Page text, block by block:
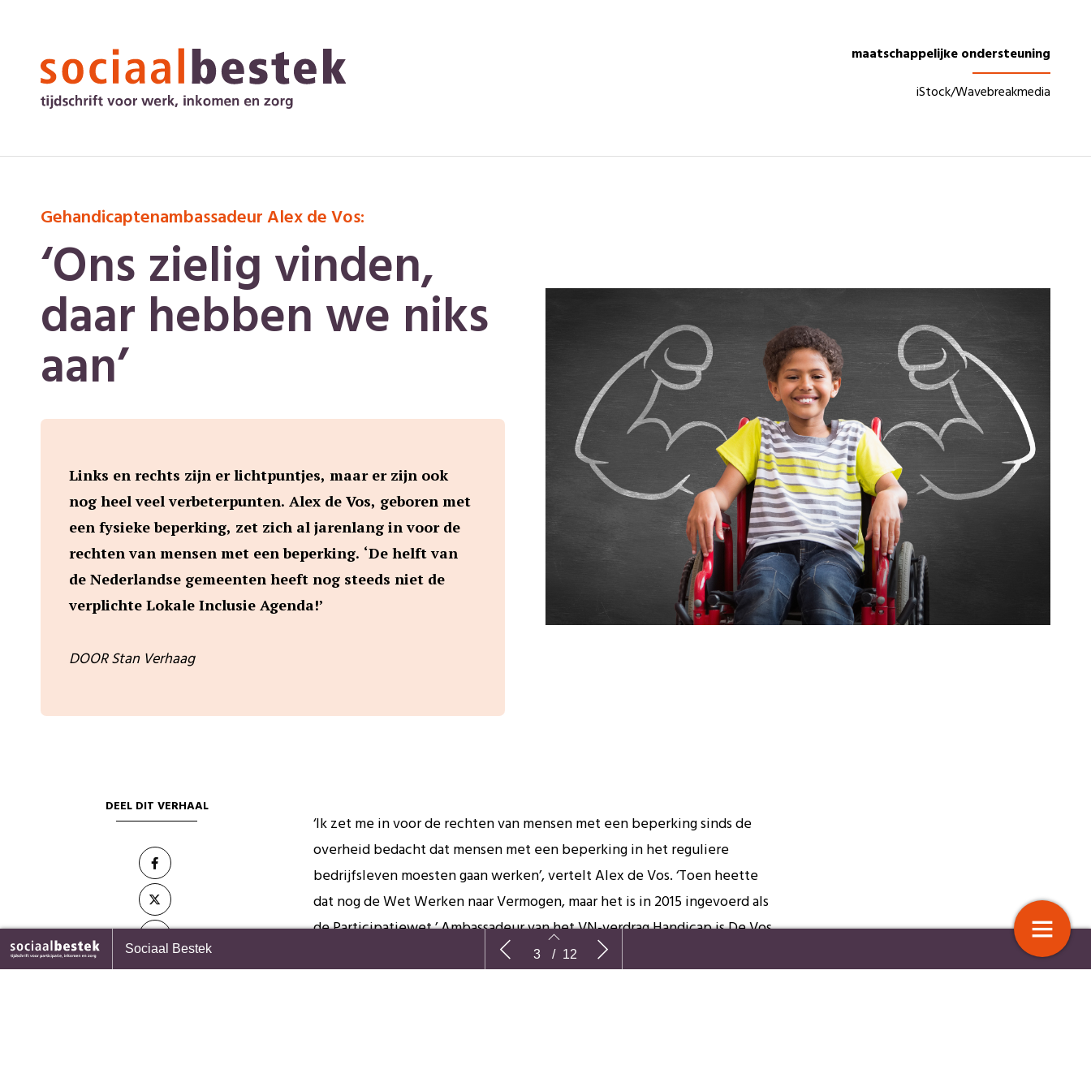
Redactioneel
‘Ons zielig vinden, daar hebben we
Nieuwe kansen op waardevol
Sociaal Bestek 3 / 12
maatschappelijke ondersteuning
iStock/Wavebreakmedia
Gehandicaptenambassadeur Alex de Vos:
‘Ons zielig vinden,
daar hebben we niks
aan’
Links en rechts zijn er lichtpuntjes, maar er zijn ook
nog heel veel verbeterpunten. Alex de Vos, geboren met
een fysieke beperking, zet zich al jarenlang in voor de
rechten van mensen met een beperking. ‘De helft van
de Nederlandse gemeenten heeft nog steeds niet de
verplichte Lokale Inclusie Agenda!’
DOOR Stan Verhaag
DEEL DIT VERHAAL
‘Ik zet me in voor de rechten van mensen met een beperking sinds de
overheid bedacht dat mensen met een beperking in het reguliere
bedrijfsleven moesten gaan werken’, vertelt Alex de Vos. ‘Toen heette
dat nog de Wet Werken naar Vermogen, maar het is in 2015 ingevoerd als
de Participatiewet.’ Ambassadeur van het VN-verdrag Handicap is De Vos
sinds 2016, toen Nederland dit verdrag ratificeerde. ‘Maar ik ben er al veel